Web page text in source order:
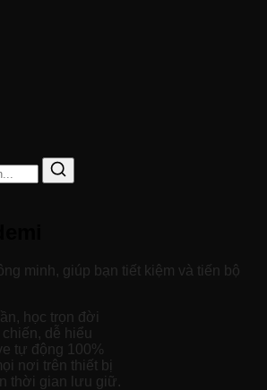
minh, giúp bạn tiết kiệm và tiến bộ
học trọn đời
dễ hiểu
tự động 100%
nơi trên thiết bị
thời gian lưu giữ.